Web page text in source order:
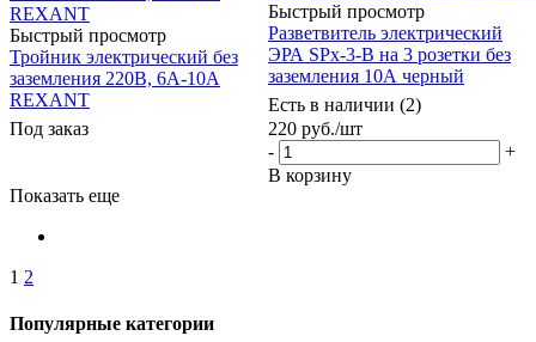
Быстрый просмотр
Тройник электрический без
заземления 220В, 6A-10A
REXANT
Под заказ
Быстрый просмотр
Разветвитель электрический
ЭРА SPx-3-B на 3 розетки без
заземления 10А черный
Есть в наличии (2)
220 руб./шт
-
+
В корзину
Показать еще
1 2
Популярные категории